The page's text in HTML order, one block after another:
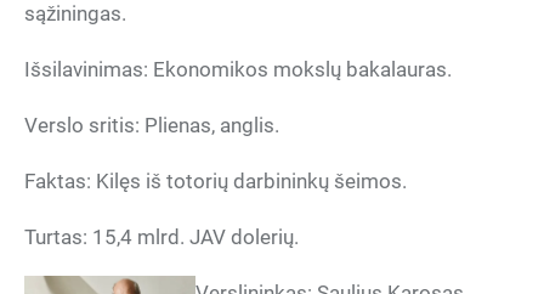
sąžiningas.
Išsilavinimas: Ekonomikos mokslų bakalauras.
Verslo sritis: Plienas, anglis.
Faktas: Kilęs iš totorių darbininkų šeimos.
Turtas: 15,4 mlrd. JAV dolerių.